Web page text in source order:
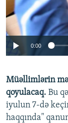
0:00
Müəllimlərin
qoyulacaq. Bu
iyulun 7-də
haqqında"